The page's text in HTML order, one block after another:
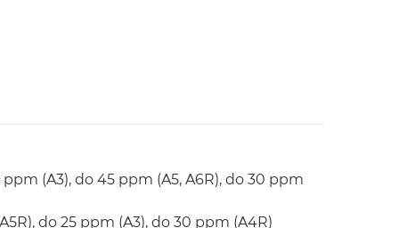
(A3), do 45 ppm (A5, A6R), do 30 ppm
do 25 ppm (A3), do 30 ppm (A4R)